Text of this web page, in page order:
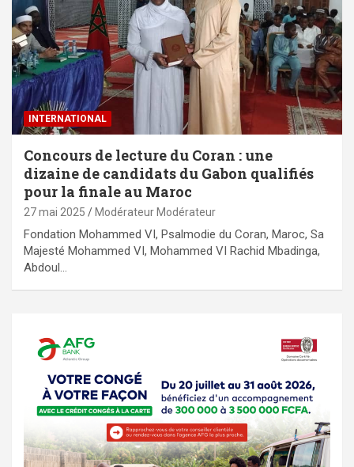
INTERNATIONAL
Concours de lecture du Coran : une
dizaine de candidats du Gabon qualifiés
pour la finale au Maroc
27 mai 2025 Modérateur Modérateur
Fondation Mohammed VI, Psalmodie du Coran, Maroc, Sa
Majesté Mohammed VI, Mohammed VI Rachid Mbadinga,
Abdoul…